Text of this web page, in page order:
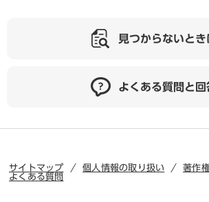
見つからないとき
よくある質問と回
サイトマップ 個人情報の取り扱い
著作
よくある質問